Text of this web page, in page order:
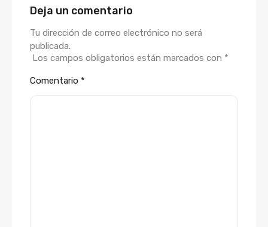
Deja un comentario
Tu dirección de correo electrónico no será
publicada.
Los campos obligatorios están marcados con *
Comentario *